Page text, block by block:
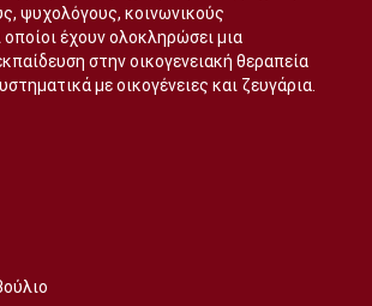
ψυχολόγους, κοινωνικούς
οποίοι έχουν ολοκληρώσει μια
στην οικογενειακή θεραπεία
με οικογένειες και ζευγάρια.